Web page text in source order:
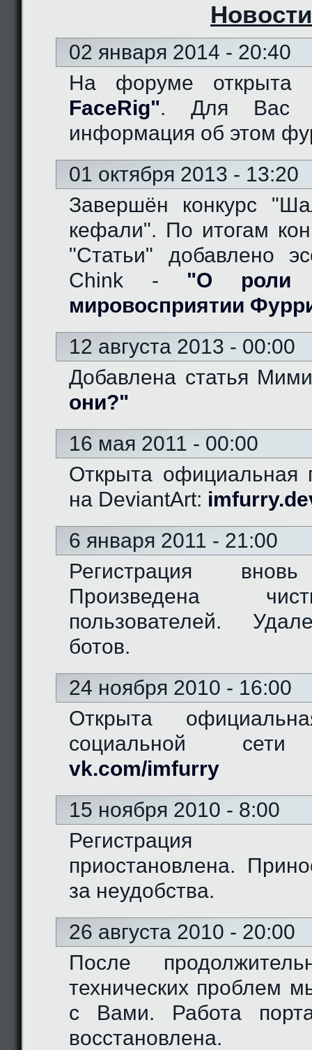
02 января 2014 - 20:40
На форуме
FaceRig". Для Вас
информация об этом
01 октября 2013 - 13:20
Завершён конкурс
кефали". По итогам
"Статьи" добавлено
Chink - "О роли
мировосприятии
12 августа 2013 - 00:00
Добавлена статья
они?"
16 мая 2011 - 00:00
Открыта официальная
на DeviantArt:
6 января 2011 - 21:00
Регистрация
Произведена
пользователей.
ботов.
24 ноября 2010 - 16:00
Открыта
социальной сети
vk.com/imfurry
15 ноября 2010 - 8:00
Регистрация
приостановлена.
за неудобства.
26 августа 2010 - 20:00
После
технических проблем
с Вами. Работа
восстановлена.